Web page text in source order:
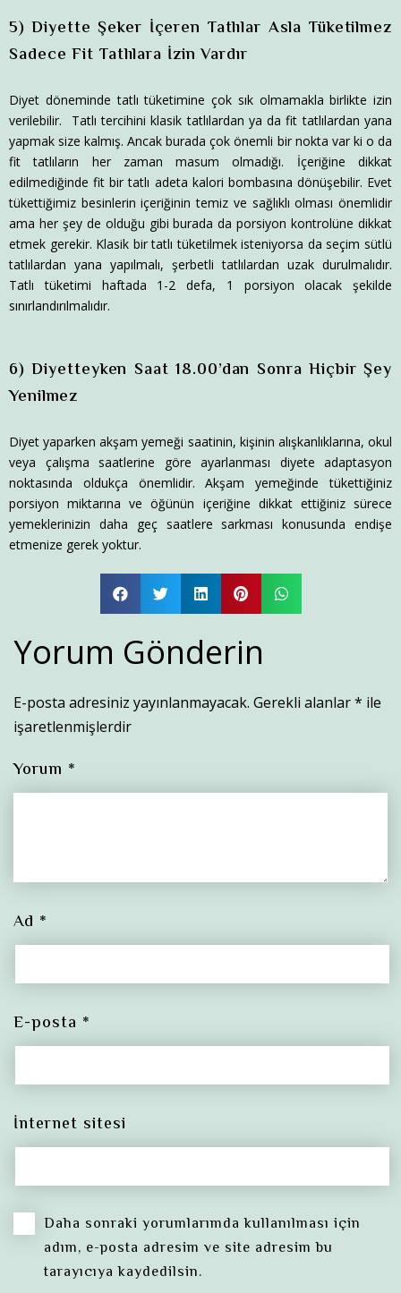
5) Diyette Şeker İçeren Tatlılar Asla Tüketilmez
Sadece Fit Tatlılara İzin Vardır
Diyet döneminde tatlı tüketimine çok sık olmamakla birlikte izin
verilebilir. Tatlı tercihini klasik tatlılardan ya da fit tatlılardan yana
yapmak size kalmış. Ancak burada çok önemli bir nokta var ki o da
fit tatlıların her zaman masum olmadığı. İçeriğine dikkat
edilmediğinde fit bir tatlı adeta kalori bombasına dönüşebilir. Evet
tükettiğimiz besinlerin içeriğinin temiz ve sağlıklı olması önemlidir
ama her şey de olduğu gibi burada da porsiyon kontrolüne dikkat
etmek gerekir. Klasik bir tatlı tüketilmek isteniyorsa da seçim sütlü
tatlılardan yana yapılmalı, şerbetli tatlılardan uzak durulmalıdır.
Tatlı tüketimi haftada 1-2 defa, 1 porsiyon olacak şekilde
sınırlandırılmalıdır.
6) Diyetteyken Saat 18.00’dan Sonra Hiçbir Şey
Yenilmez
Diyet yaparken akşam yemeği saatinin, kişinin alışkanlıklarına, okul
veya çalışma saatlerine göre ayarlanması diyete adaptasyon
noktasında oldukça önemlidir. Akşam yemeğinde tükettiğiniz
porsiyon miktarına ve öğünün içeriğine dikkat ettiğiniz sürece
yemeklerinizin daha geç saatlere sarkması konusunda endişe
etmenize gerek yoktur.
Yorum Gönderin
E-posta adresiniz yayınlanmayacak. Gerekli alanlar* ile
işaretlenmişlerdir
Yorum *
Ad *
E-posta *
İnternet sitesi
Daha sonraki yorumlarımda kullanılması için
adım, e-posta adresim ve site adresim bu
tarayıcıya kaydedilsin.